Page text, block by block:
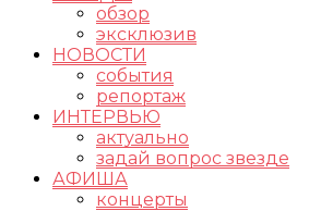
обзор
эксклюзив
НОВОСТИ
события
репортаж
ИНТЕРВЬЮ
актуально
задай вопрос звезде
АФИША
концерты